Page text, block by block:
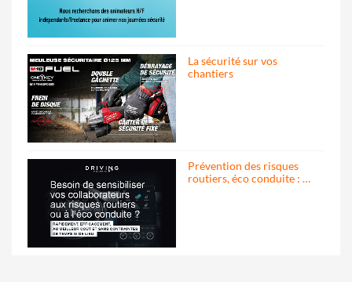
La sécurité sur vos
chantiers
Prévention des risques
routiers, éco conduite : …